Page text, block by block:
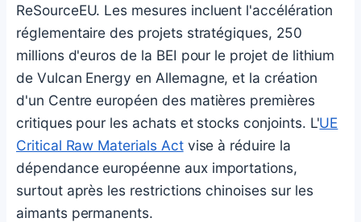
ReSourceEU. Les mesures incluent l'accélération
réglementaire des projets stratégiques, 250
millions d'euros de la BEI pour le projet de lithium
de Vulcan Energy en Allemagne, et la création
d'un Centre européen des matières premières
critiques pour les achats et stocks conjoints. L'UE
Critical Raw Materials Actvise à réduire la
dépendance européenne aux importations,
surtout après les restrictions chinoises sur les
aimants permanents.